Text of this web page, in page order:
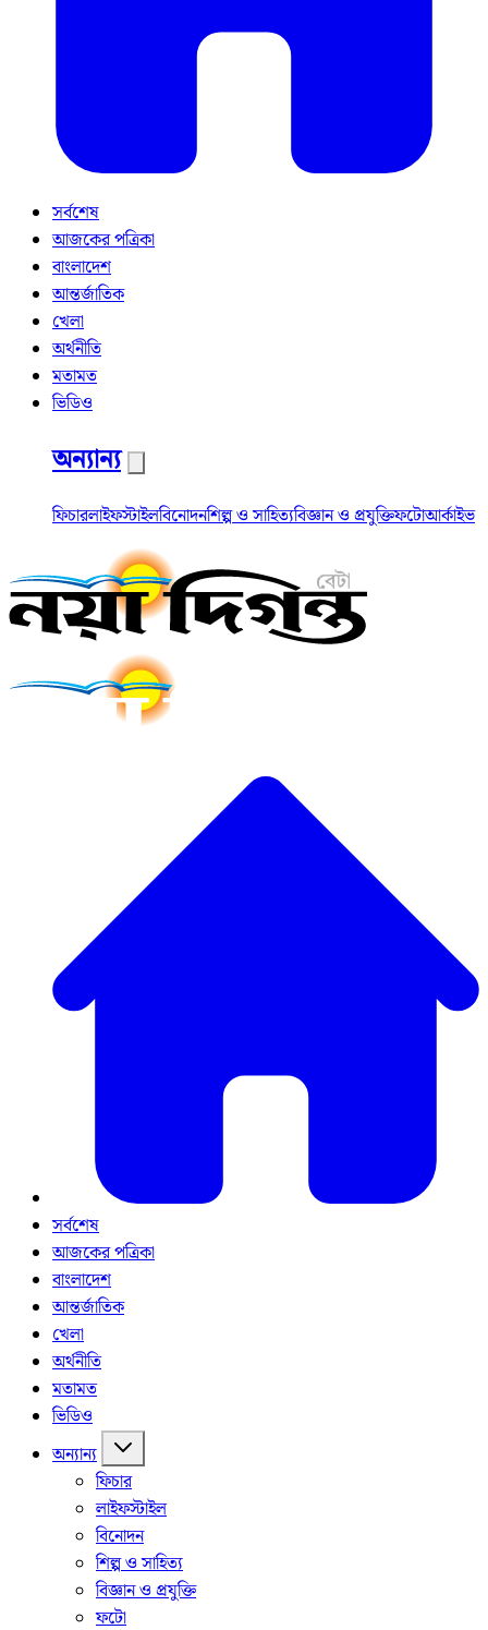
সর্বশেষ
আজকের পত্রিকা
বাংলাদেশ
আন্তর্জাতিক
খেলা
অর্থনীতি
মতামত
ভিডিও
অন্যান্য
ফিচারলাইফস্টাইলবিনোদনশিল্প ও সাহিত্যবিজ্ঞান ও প্রযুক্তিফটোআর্কাইভ
সর্বশেষ
আজকের পত্রিকা
বাংলাদেশ
আন্তর্জাতিক
খেলা
অর্থনীতি
মতামত
ভিডিও
অন্যান্য
ফিচার
লাইফস্টাইল
বিনোদন
শিল্প ও সাহিত্য
বিজ্ঞান ও প্রযুক্তি
ফটো